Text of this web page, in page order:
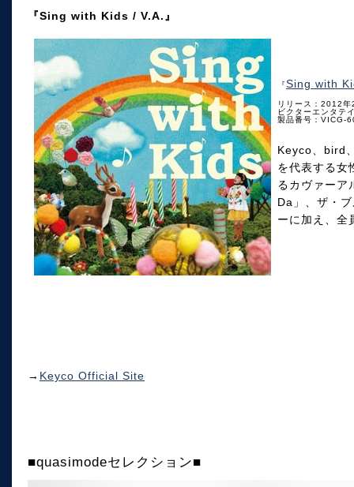
『Sing with Kids / V.A.』
『Sing with
リリース：2012
ビクターエンタテ
製品番号：VICG-
Keyco、bird
を代表する女
るカヴァー
Da」、ザ・
ーに加え、全
→ Keyco Official Site
■quasimodeセレクション■